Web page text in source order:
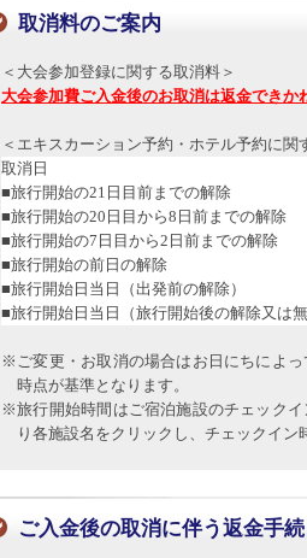
取消料のご案内
＜大会参加登録に関する取消料＞
大会参加費ご入金後のお取消は返金できか
＜エキスカーション予約・ホテル予約に関
取消日
■旅行開始の21日目前までの解除
■旅行開始の20日目から8日前までの解除
■旅行開始の7日目から2日前までの解除
■旅行開始の前日の解除
■旅行開始日当日（出発前の解除）
■旅行開始日当日（旅行開始後の解除又は無
※ご変更・お取消の場合はお日にちによ
時点が基準となります。
※旅行開始時間はご宿泊施設のチェック
り各施設名をクリックし、チェックイン
ご入金後の取消に伴う返金手